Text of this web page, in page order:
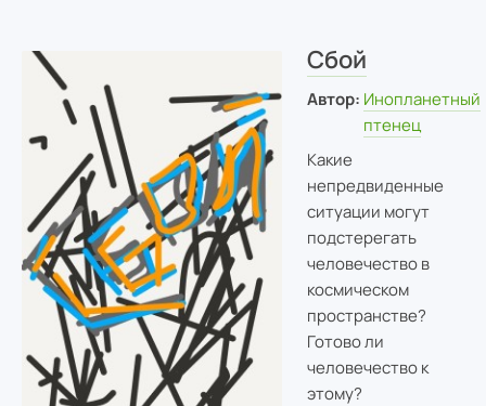
Сбой
Автор: Инопланетный
птенец
Какие
непредвиденные
ситуации могут
подстерегать
человечество в
космическом
пространстве?
Готово ли
человечество к
этому?